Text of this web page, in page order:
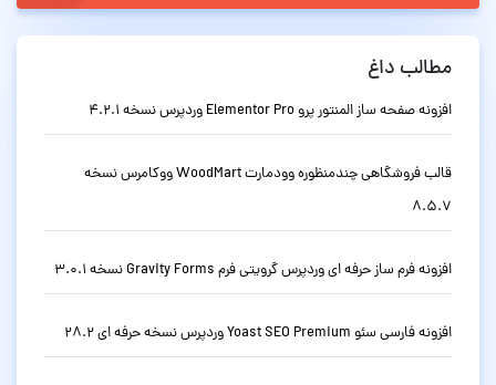
مطالب داغ
افزونه صفحه ساز المنتور پرو Elementor Pro وردپرس نسخه 4.2.1
قالب فروشگاهی چندمنظوره وودمارت WoodMart ووکامرس نسخه
8.5.7
افزونه فرم ساز حرفه ای وردپرس گرویتی فرم Gravity Forms نسخه 3.0.1
افزونه فارسی سئو Yoast SEO Premium وردپرس نسخه حرفه ای 28.2